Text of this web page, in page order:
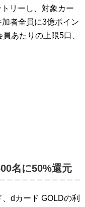
リーし、対象カー
者全員に3億ポイン
あたりの上限5口、
名に50%還元
dカード GOLDの利